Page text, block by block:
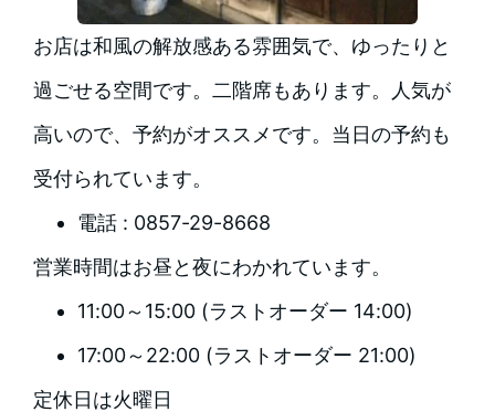
お店は和風の解放感ある雰囲気で、ゆったりと
過ごせる空間です。二階席もあります。人気が
高いので、予約がオススメです。当日の予約も
受付られています。
電話 : 0857-29-8668
営業時間はお昼と夜にわかれています。
11:00～15:00 (ラストオーダー 14:00)
17:00～22:00 (ラストオーダー 21:00)
定休日は火曜日